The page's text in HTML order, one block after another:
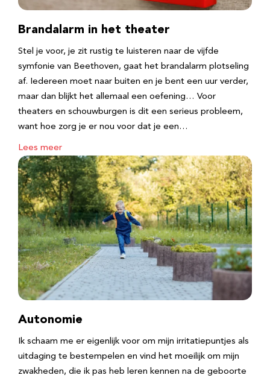
Brandalarm in het theater
Stel je voor, je zit rustig te luisteren naar de vijfde
symfonie van Beethoven, gaat het brandalarm plotseling
af. Iedereen moet naar buiten en je bent een uur verder,
maar dan blijkt het allemaal een oefening… Voor
theaters en schouwburgen is dit een serieus probleem,
want hoe zorg je er nou voor dat je een…
Lees meer
Autonomie
Ik schaam me er eigenlijk voor om mijn irritatiepuntjes als
uitdaging te bestempelen en vind het moeilijk om mijn
zwakheden, die ik pas heb leren kennen na de geboorte